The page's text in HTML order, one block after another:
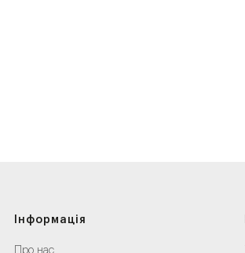
Інформація
Про нас